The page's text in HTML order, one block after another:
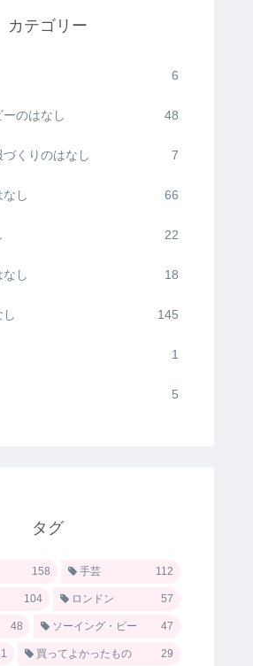
カテゴリー
6
のはなし 48
くりのはなし 7
し 66
22
し 18
145
1
5
タグ
158 手芸 112
104 ロンドン 57
48 ソーイング・ビー 47
買ってよかったもの 29